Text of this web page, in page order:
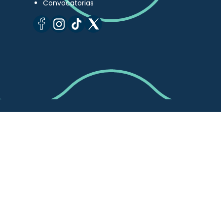
Convocatorias